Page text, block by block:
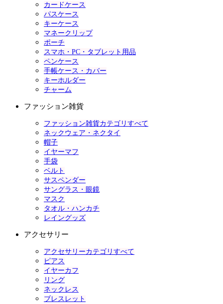
カードケース
パスケース
キーケース
マネークリップ
ポーチ
スマホ・PC・タブレット用品
ペンケース
手帳ケース・カバー
キーホルダー
チャーム
ファッション雑貨
ファッション雑貨カテゴリすべて
ネックウェア・ネクタイ
帽子
イヤーマフ
手袋
ベルト
サスペンダー
サングラス・眼鏡
マスク
タオル・ハンカチ
レイングッズ
アクセサリー
アクセサリーカテゴリすべて
ピアス
イヤーカフ
リング
ネックレス
ブレスレット